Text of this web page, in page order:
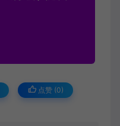
点赞 (0)